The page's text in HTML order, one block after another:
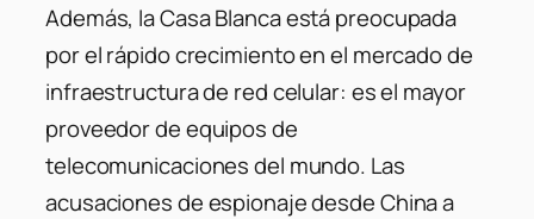
Además, la Casa Blanca está preocupada
por el rápido crecimiento en el mercado de
infraestructura de red celular: es el mayor
proveedor de equipos de
telecomunicaciones del mundo. Las
acusaciones de espionaje desde China a